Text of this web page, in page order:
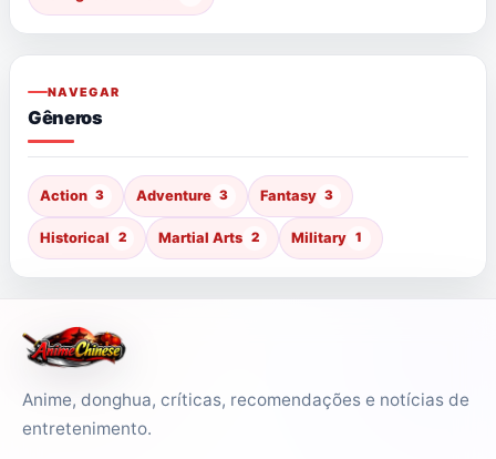
NAVEGAR
Gêneros
Action 3 Adventure 3 Fantasy 3
Historical 2 Martial Arts 2 Military 1
Anime, donghua, críticas, recomendações e notícias de
entretenimento.